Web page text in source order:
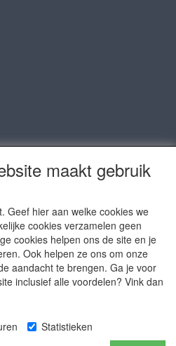
13 Outdoor Adventures
on the name and logo Unit 13
maakt gebruik
Geef hier aan welke cookies we
cookies verzamelen geen
cookies helpen ons de site en je
Ook helpen ze ons om onze
aandacht te brengen. Ga je voor
inclusief alle voordelen? Vink dan
Statistieken